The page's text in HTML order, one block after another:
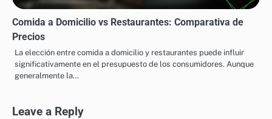
Comida a Domicilio vs Restaurantes: Comparativa de
Precios
La elección entre comida a domicilio y restaurantes puede influir
significativamente en el presupuesto de los consumidores. Aunque
generalmente la…
Leave a Reply